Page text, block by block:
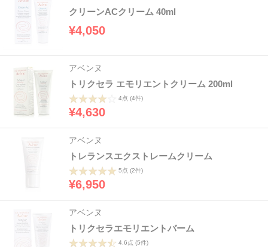
クリーンACクリーム 40ml
¥4,050
アベンヌ
トリクセラ エモリエントクリーム 200ml
4点 (4件)
¥4,630
アベンヌ
トレランスエクストレームクリーム
5点 (2件)
¥6,950
アベンヌ
トリクセラエモリエントバーム
4.6点 (5件)